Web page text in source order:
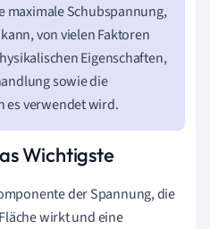
maximale Schubspannung,
von vielen Faktoren
Eigenschaften,
sowie die
es verwendet wird.
Wichtigste
der Spannung, die
wirkt und eine